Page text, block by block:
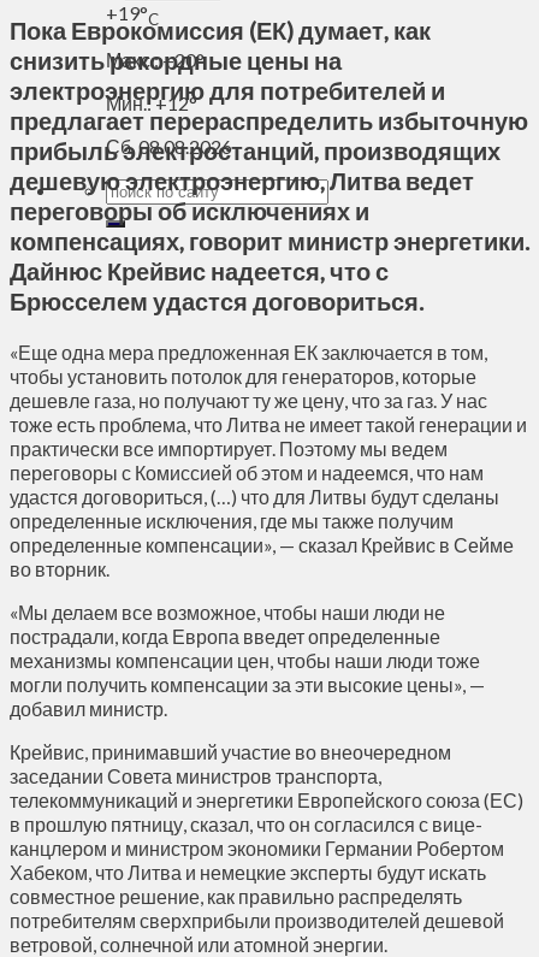
+19°C
Макс.:+20°
Мин.:+12°
Сб, 08.08.2026
Пока Еврокомиссия (ЕК) думает, как
снизить рекордные цены на
электроэнергию для потребителей и
предлагает перераспределить избыточную
прибыль электростанций, производящих
дешевую электроэнергию, Литва ведет
переговоры об исключениях и ​​
компенсациях, говорит министр энергетики.
Дайнюс Крейвис надеется, что с
Брюсселем удастся договориться.
«Еще одна мера предложенная ЕК заключается в том,
чтобы установить потолок для генераторов, которые
дешевле газа, но получают ту же цену, что за газ. У нас
тоже есть проблема, что Литва не имеет такой генерации и
практически все импортирует. Поэтому мы ведем
переговоры с Комиссией об этом и надеемся, что нам
удастся договориться, (…) что для Литвы будут сделаны
определенные исключения, где мы также получим
определенные компенсации», — сказал Крейвис в Сейме
во вторник.
«Мы делаем все возможное, чтобы наши люди не
пострадали, когда Европа введет определенные
механизмы компенсации цен, чтобы наши люди тоже
могли получить компенсации за эти высокие цены», —
добавил министр.
Крейвис, принимавший участие во внеочередном
заседании Совета министров транспорта,
телекоммуникаций и энергетики Европейского союза (ЕС)
в прошлую пятницу, сказал, что он согласился с вице-
канцлером и министром экономики Германии Робертом
Хабеком, что Литва и немецкие эксперты будут искать
совместное решение, как правильно распределять
потребителям сверхприбыли производителей дешевой
ветровой, солнечной или атомной энергии.